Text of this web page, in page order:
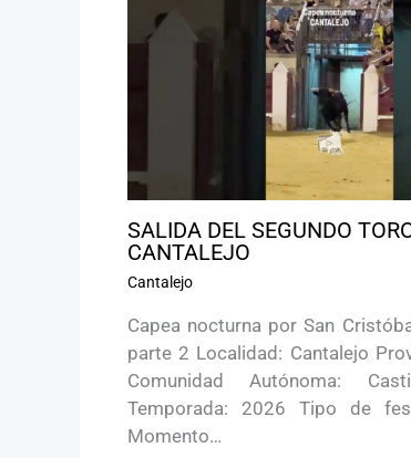
SALIDA DEL SEGUNDO
CANTALEJO
Cantalejo
Capea nocturna por San
parte 2 Localidad: Cantalejo
Comunidad Autónoma:
Temporada: 2026 Tipo de
Momento…